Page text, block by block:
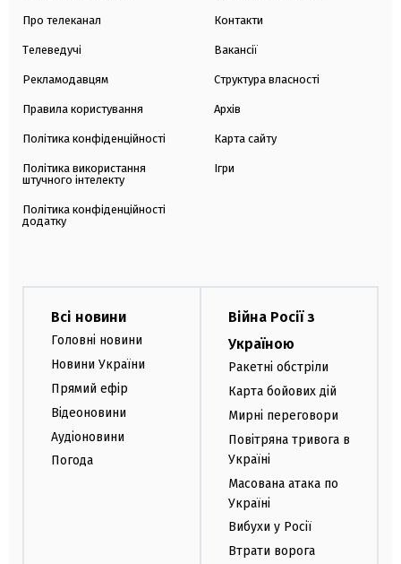
Про телеканал
Телеведучі
Рекламодавцям
Правила користування
Політика конфіденційності
Політика використання
штучного інтелекту
Політика конфіденційності
додатку
Контакти
Вакансії
Структура власності
Архів
Карта сайту
Ігри
Всі новини
Головні новини
Новини України
Прямий ефір
Відеоновини
Аудіоновини
Погода
Війна Росії з
Україною
Ракетні обстріли
Карта бойових дій
Мирні переговори
Повітряна тривога в
Україні
Масована атака по
Україні
Вибухи у Росії
Втрати ворога